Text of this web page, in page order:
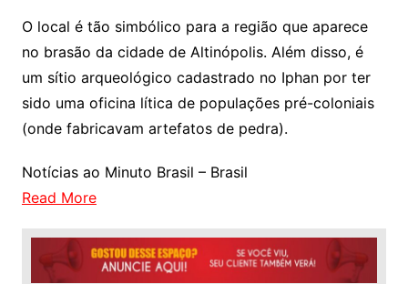
O local é tão simbólico para a região que aparece
no brasão da cidade de Altinópolis. Além disso, é
um sítio arqueológico cadastrado no Iphan por ter
sido uma oficina lítica de populações pré-coloniais
(onde fabricavam artefatos de pedra).
Notícias ao Minuto Brasil – Brasil
Read More